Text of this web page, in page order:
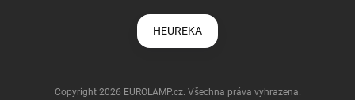
HEUREKA
Copyright 2026 EUROLAMP.cz. Všechna práva vyhrazena.